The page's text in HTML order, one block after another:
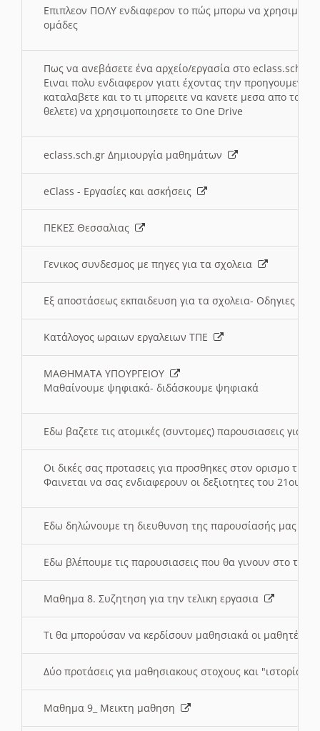
Επιπλεον ΠΟΛΥ ενδιαφερον το πώς μπορω να
ομάδες
Πως να ανεβάσετε ένα αρχείο/εργασία στο eclass.sch.gr
Ειναι πολυ ενδιαφερον γιατι έχοντας την
καταλαβετε και το τι μπορειτε να κανετε μεσα απο το
θελετε) να χρησιμοποιησετε το One Drive
eclass.sch.gr Δημιουργία μαθημάτων
eClass - Εργασίες και ασκήσεις
ΠΕΚΕΣ Θεσσαλιας
Γενικος συνδεσμος με πηγες για τα σχολεια
Εξ αποστάσεως εκπαιδευση για τα σχολεια- Οδηγιες
Κατάλογος ωραιων εργαλειων ΤΠΕ
ΜΑΘΗΜΑΤΑ ΥΠΟΥΡΓΕΙΟΥ
Μαθαίνουμε ψηφιακά- διδάσκουμε ψηφιακά
Εδω βαζετε τις ατομικές (συντομες) παρουσιασεις για
Οι δικές σας προτασεις για προσθηκες στον ορισμο
Φαινεται να σας ενδιαφερουν οι δεξιοτητες του 21ου
Εδω δηλώνουμε τη διευθυνση της παρουσίασής μας
Εδω βλέπουμε τις παρουσιασεις που θα γινουν στο
Μαθημα 8. Συζητηση για την τελικη εργασια
Τι θα μπορούσαν να κερδίσουν μαθησιακά οι μαθητές/
Δύο προτάσεις για μαθησιακους στοχους και "ιστορία"
Μαθημα 9_ Μεικτη μαθηση